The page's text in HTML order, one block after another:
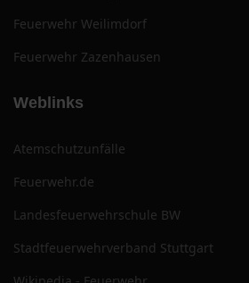
Feuerwehr Weilimdorf
Feuerwehr Zazenhausen
Weblinks
Atemschutzunfälle
Feuerwehr.de
Landesfeuerwehrschule BW
Stadtfeuerwehrverband Stuttgart